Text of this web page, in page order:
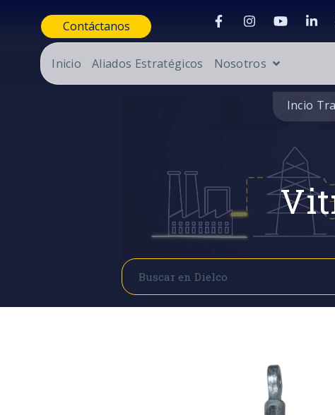
Contáctanos
Inicio Aliados Estratégicos Nosotros
Incio
Buscar